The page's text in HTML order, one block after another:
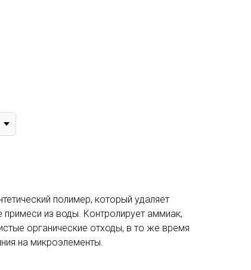
полимер, который удаляет
из воды. Контролирует аммиак,
органические отходы, в то же время
на микроэлементы.